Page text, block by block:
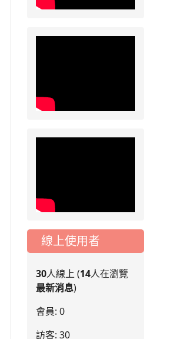
2026-07-31
公告
2026-07-17
公告
動會國小游泳比賽楊
線上使用者
30人線上 (14人在瀏覽
最新消息)
會員: 0
訪客: 30